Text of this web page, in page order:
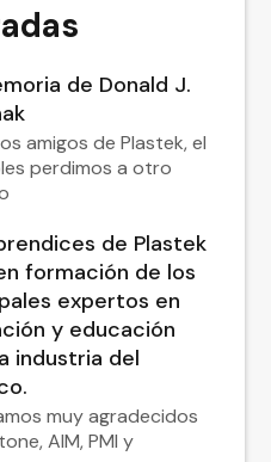
de Donald J.
amigos de Plastek, el
perdimos a otro
de Plastek
formación de los
expertos en
y educación
industria del
muy agradecidos
AIM, PMI y